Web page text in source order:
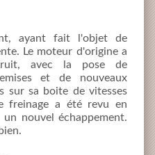
ayant fait l'objet de
Le moteur d'origine a
avec la pose de
et de nouveaux
sur sa boite de vitesses
freinage a été revu en
nouvel échappement.